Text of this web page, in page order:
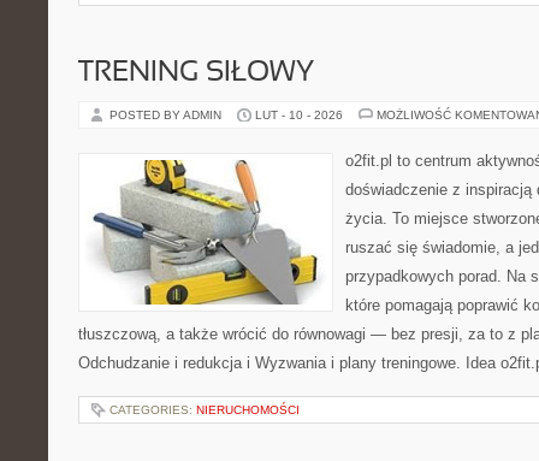
TRENING SIŁOWY
POSTED BY ADMIN LUT - 10 - 2026 MOŻLIWOŚĆ
o2fit.pl to centrum
doświadczenie z
życia. To miejsce
ruszać się świadomie, a
przypadkowych porad. Na
które pomagają poprawić
tłuszczową, a także wrócić do równowagi — bez presji, za to z
Odchudzanie i redukcja i Wyzwania i plany treningowe. Idea
CATEGORIES: NIERUCHOMOŚCI